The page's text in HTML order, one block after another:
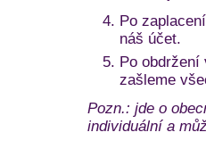
Po
náš účet.
Po obdržení
zašleme
Pozn.: jde o
individuální a